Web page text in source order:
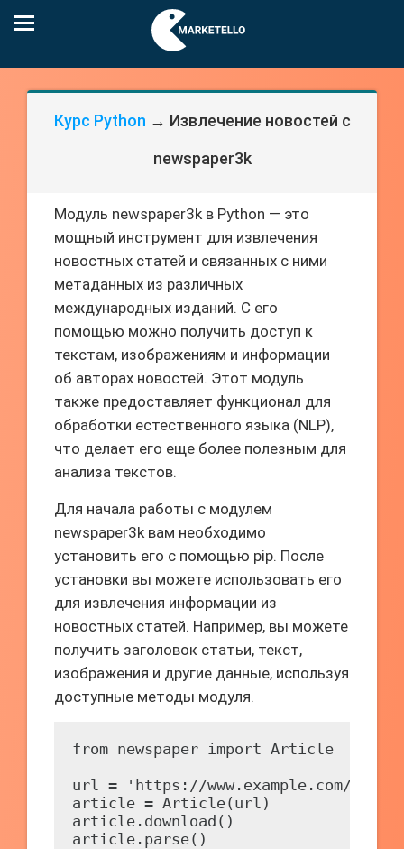
Курс Python → Извлечение новостей с
newspaper3k
Модуль newspaper3k в Python — это
мощный инструмент для извлечения
новостных статей и связанных с ними
метаданных из различных
международных изданий. С его
помощью можно получить доступ к
текстам, изображениям и информации
об авторах новостей. Этот модуль
также предоставляет функционал для
обработки естественного языка (NLP),
что делает его еще более полезным для
анализа текстов.
Для начала работы с модулем
newspaper3k вам необходимо
установить его с помощью pip. После
установки вы можете использовать его
для извлечения информации из
новостных статей. Например, вы можете
получить заголовок статьи, текст,
изображения и другие данные, используя
доступные методы модуля.
from newspaper import Article
url = 'https://www.example.com/
article = Article(url)
article.download()
article.parse()